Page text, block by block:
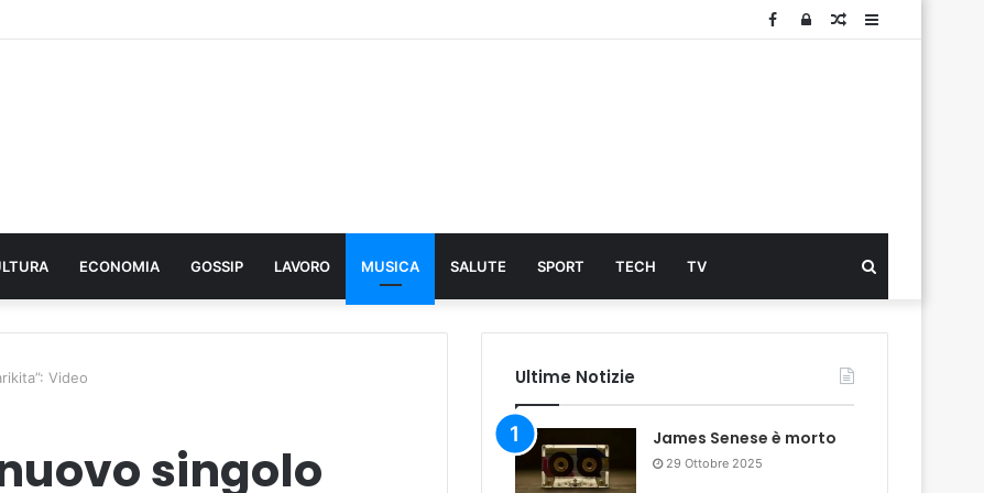
Sidebar
Articolo
Log
Facebook
ECONOMIA GOSSIP LAVORO MUSICA SALUTE SPORT TECH TV
...
Video
singolo
Ultime Notizie
James Senese è morto
29 Ottobre 2025